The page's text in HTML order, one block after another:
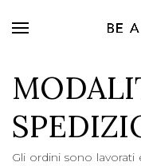
BRANDS
Gli ordini sono